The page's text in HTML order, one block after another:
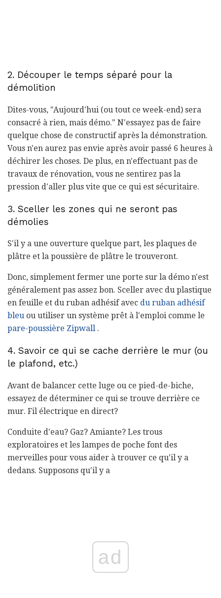
2. Découper le temps séparé pour la
démolition
Dites-vous, "Aujourd'hui (ou tout ce week-end) sera
consacré à rien, mais démo." N'essayez pas de faire
quelque chose de constructif après la démonstration.
Vous n'en aurez pas envie après avoir passé 6 heures à
déchirer les choses. De plus, en n'effectuant pas de
travaux de rénovation, vous ne sentirez pas la
pression d'aller plus vite que ce qui est sécuritaire.
3. Sceller les zones qui ne seront pas
démolies
S'il y a une ouverture quelque part, les plaques de
plâtre et la poussière de plâtre le trouveront.
Donc, simplement fermer une porte sur la démo n'est
généralement pas assez bon. Sceller avec du plastique
en feuille et du ruban adhésif avec du ruban adhésif
bleu ou utiliser un système prêt à l'emploi comme le
pare-poussière Zipwall .
4. Savoir ce qui se cache derrière le mur (ou
le plafond, etc.)
Avant de balancer cette luge ou ce pied-de-biche,
essayez de déterminer ce qui se trouve derrière ce
mur. Fil électrique en direct?
Conduite d'eau? Gaz? Amiante? Les trous
exploratoires et les lampes de poche font des
merveilles pour vous aider à trouver ce qu'il y a
dedans. Supposons qu'il y a
ad